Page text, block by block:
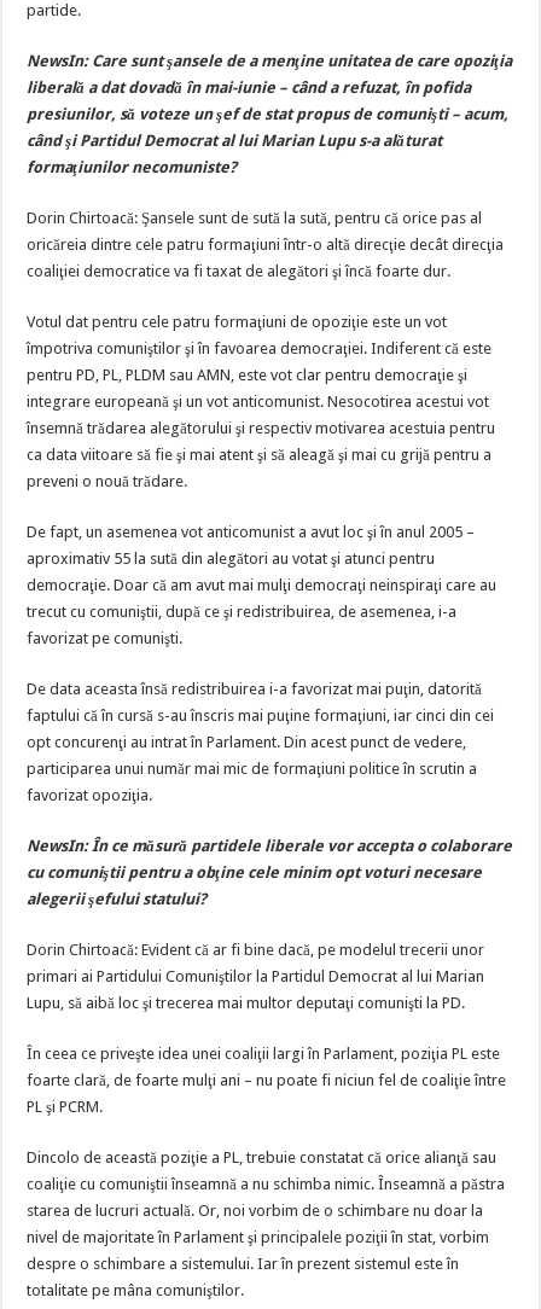
partide.
NewsIn: Care sunt şansele de a menţine unitatea de care opoziţia
liberală a dat dovadă în mai-iunie – când a refuzat, în pofida
presiunilor, să voteze un şef de stat propus de comunişti – acum,
când şi Partidul Democrat al lui Marian Lupu s-a alăturat
formaţiunilor necomuniste?
Dorin Chirtoacă: Şansele sunt de sută la sută, pentru că orice pas al
oricăreia dintre cele patru formaţiuni într-o altă direcţie decât direcţia
coaliţiei democratice va fi taxat de alegători şi încă foarte dur.
Votul dat pentru cele patru formaţiuni de opoziţie este un vot
împotriva comuniştilor şi în favoarea democraţiei. Indiferent că este
pentru PD, PL, PLDM sau AMN, este vot clar pentru democraţie şi
integrare europeană şi un vot anticomunist. Nesocotirea acestui vot
însemnă trădarea alegătorului şi respectiv motivarea acestuia pentru
ca data viitoare să fie şi mai atent şi să aleagă şi mai cu grijă pentru a
preveni o nouă trădare.
De fapt, un asemenea vot anticomunist a avut loc şi în anul 2005 –
aproximativ 55 la sută din alegători au votat şi atunci pentru
democraţie. Doar că am avut mai mulţi democraţi neinspiraţi care au
trecut cu comuniştii, după ce şi redistribuirea, de asemenea, i-a
favorizat pe comunişti.
De data aceasta însă redistribuirea i-a favorizat mai puţin, datorită
faptului că în cursă s-au înscris mai puţine formaţiuni, iar cinci din cei
opt concurenţi au intrat în Parlament. Din acest punct de vedere,
participarea unui număr mai mic de formaţiuni politice în scrutin a
favorizat opoziţia.
NewsIn: În ce măsură partidele liberale vor accepta o colaborare
cu comuniştii pentru a obţine cele minim opt voturi necesare
alegerii şefului statului?
Dorin Chirtoacă: Evident că ar fi bine dacă, pe modelul trecerii unor
primari ai Partidului Comuniştilor la Partidul Democrat al lui Marian
Lupu, să aibă loc şi trecerea mai multor deputaţi comunişti la PD.
În ceea ce priveşte idea unei coaliţii largi în Parlament, poziţia PL este
foarte clară, de foarte mulţi ani – nu poate fi niciun fel de coaliţie între
PL şi PCRM.
Dincolo de această poziţie a PL, trebuie constatat că orice alianţă sau
coaliţie cu comuniştii înseamnă a nu schimba nimic. Înseamnă a păstra
starea de lucruri actuală. Or, noi vorbim de o schimbare nu doar la
nivel de majoritate în Parlament şi principalele poziţii în stat, vorbim
despre o schimbare a sistemului. Iar în prezent sistemul este în
totalitate pe mâna comuniştilor.